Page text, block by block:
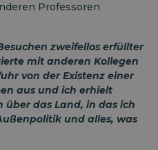
Professoren
zweifellos erfüllter
mit anderen Kollegen
von der Existenz einer
aus und ich erhielt
das Land, in das ich
und alles, was